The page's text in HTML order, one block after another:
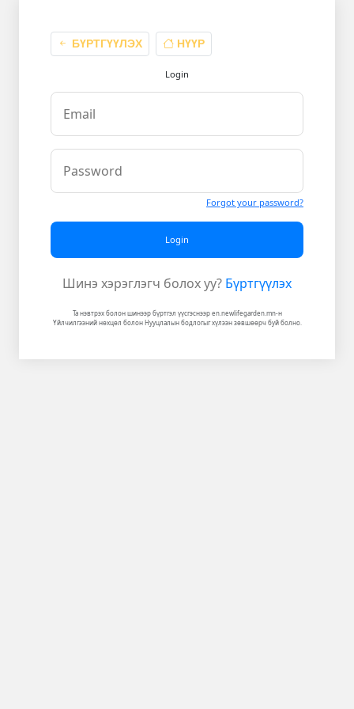
БҮРТГҮҮЛЭХ НҮҮР
Login
Forgot your password?
Login
Шинэ хэрэглэгч болох уу? Бүртгүүлэх
Та нэвтрэх болон шинээр бүртгэл үүсгэснээр en.newlifegarden.mn-н
Үйлчилгээний нөхцөл болон Нууцлалын бодлогыг хүлээн зөвшөөрч буй болно.